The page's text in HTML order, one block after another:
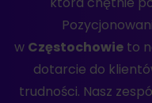
w Częstochowie to
dotarcie do
trudności. Nasz